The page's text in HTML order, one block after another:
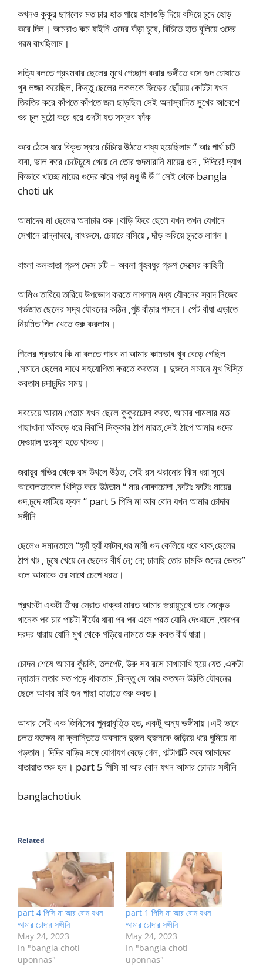
কখনও কুকুর ছাগলের মত চার হাত পায়ে হামাগুড়ি দিয়ে বসিয়ে চুদে হোড়
করে দিল। আমরাও কম যাইনি ওদের বাঁড়া চুষে, বিচিতে হাত বুলিয়ে ওদের
গরম রাখছিলাম।
সত্যি বলতে প্রথমবার ছেলের মুখে পেচ্ছাপ করার ভঙ্গীতে বসে গুদ চোষাতে
খুব লজ্জা করেছিল, কিন্তু ছেলের লকলকে জিভের ছোঁয়ায় কোটটা যখন
তিরতির করে কাঁপতে কাঁপতে জল ছাড়ছিল সেই অনাস্বাদিত সুখের আবেশে
ওর চুল মুঠো করে ধরে গুদটা যত সম্ভব ফাঁক
করে ঠেসে ধরে বিকৃত স্বরে চেঁচিয়ে উঠতে বাধ্য হয়েছিলাম “ আঃ পার্থ চাট
বাবা, ভাল করে চেটেচুষে খেয়ে নে তোর গুদমারানি মায়ের গুদ , দিদিরে! দ্যাখ
কিভাবে খাচ্ছে মায়ের গুদের ঝরে পড়া মধু উঁ উঁ “ সেই থেকে bangla
choti uk
আমাদের মা ছেলের অনাচার শুরু।বাড়ি ফিরে ছেলে যখন তখন যেখানে
সেখানে রান্নাঘরে, বাথরুমে, চেয়ারে বসিয়ে , দাঁড় করিয়ে চুদতে লাগল।
বাংলা কলকাতা গ্রুপ সেক্স চটি – অবলা গৃহবধুর গ্রুপ সেক্সের কাহিনী
আমিও তারিয়ে তারিয়ে উপভোগ করতে লাগলাম মধ্য যৌবনের স্বাদ নিজের
গর্ভজাত ছেলের সদ্য যৌবনের কঠিন ,পুষ্ট বাঁড়ার গাদনে। পেট বাঁধা এড়াতে
নিয়মিত পিল খেতে শুরু করলাম।
পিলের প্রভাবে কি না বলতে পারব না আমার কামভাব খুব বেড়ে গেছিল
,সমানে ছেলের সাথে সহযোগিতা করতে করতাম । দুজনে সমানে মুখ খিস্তি
করতাম চদাচুদির সময়।
সবচেয়ে আরাম পেতাম যখন ছেলে কুকুরচোদা করত, আমার গামলার মত
পাছাখানা আঁকড়ে ধরে বিরাশি সিক্কার ঠাপ মারত,সেই ঠাপে আমার গুদের
দেওয়াল দুরমুশ হতে থাকত।
জরায়ুর গভির থেকে রস উথলে উঠত, সেই রস ঝরানোর ঝিম ধরা সুখে
আবোলতাবোল খিস্তি করে উঠতাম “ মার বোকাচোদা ,ফাটাঃ ফাটাঃ মায়ের
গুদ,চুদে ফাটিয়ে ফ্যল “ part 5 পিসি মা আর বোন যখন আমার চোদার
সঙ্গীনি
ছেলেও সমানতালে “হ্যাঁ হ্যাঁ ফাটাব,ধর মাগী গুদ কেলিয়ে ধরে থাক,ছেলের
ঠাপ খাঃ , চুষে খেয়ে নে ছেলের বীর্য নে; নে; ঢালছি তোর চামকি গুদের ভেতর”
বলে আমাকে ওর সাথে চেপে ধরত।
প্রথমটা একটা তীব্র স্রোত ধাক্কা মারত আমার জরায়ুমুখে তার সেকেন্ড
খানেক পর চার পাচটা বীর্যের ধারা পর পর এসে পরত যোনি দেওয়ালে ,তারপর
দরদর ধারায় যোনি মুখ থেকে গড়িয়ে নামতে শুরু করত বীর্য ধারা।
চোদন শেষে আমার কুঁচকি, তলপেট, উরু সব রসে মাখামাখি হয়ে যেত ,একটা
ন্যাতান লতার মত পড়ে থাকতাম ,কিন্তু সে আর কতক্ষন উঠতি যৌবনের
ছেলে আবার মাই গুদ পাছা হাতাতে শুরু করত।
আবার সেই এক জিনিসের পুনরাবৃত্তি হত, একটু অন্য ভঙ্গীমায়।এই ভাবে
চলত যতক্ষন না ক্লান্তিতে অবসাদে দুজন দুজনকে জড়িয়ে ধরে ঘুমিয়ে না
পড়তাম। দিদির বাড়ির সঙ্গে যোগাযগ বেড়ে গেল, পাল্টাপাল্টি করে আমাদের
যাতায়াত শুরু হল। part 5 পিসি মা আর বোন যখন আমার চোদার সঙ্গীনি
banglachotiuk
Related
part 4 পিসি মা আর বোন যখন
আমার চোদার সঙ্গীনি
May 24, 2023
In "bangla choti
uponnas"
part 1 পিসি মা আর বোন যখন
আমার চোদার সঙ্গীনি
May 24, 2023
In "bangla choti
uponnas"